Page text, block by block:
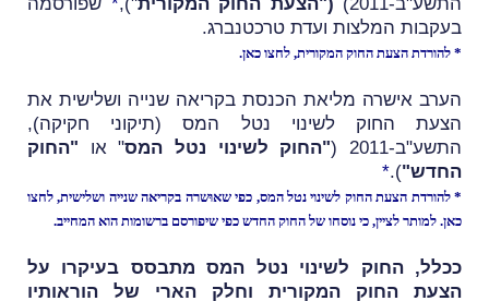
בעקבות המלצות ועדת טרכטנברג.
* להורדת הצעת החוק המקורית, לחצו כאן.
הערב אישרה מליאת הכנסת בקריאה שנייה ושלישית את
הצעת החוק לשינוי נטל המס (תיקוני חקיקה),
התשע"ב-2011 (
"החוק לשינוי נטל המס" או "החוק
החדש").
*
* להורדת הצעת החוק לשינוי נטל המס, כפי שאוּשרה בקריאה שנייה ושלישית, לחצו
כאן. למותר לציין, כי נוסחו של החוק החדש כפי שיפורסם ברשומות הוא המחייב.
ככלל, החוק לשינוי נטל המס מתבסס בעיקרו על
הצעת החוק המקורית וחלק הארי של הוראותיו